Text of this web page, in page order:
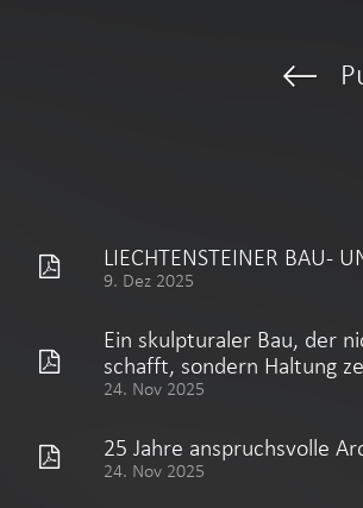
LIECHTENSTEINER BAU-
9. Dez 2025
Ein skulpturaler Bau, der
schafft, sondern Haltung
24. Nov 2025
25 Jahre anspruchsvolle
24. Nov 2025